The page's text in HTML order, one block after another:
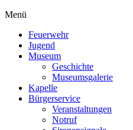
Menü
Feuerwehr
Jugend
Museum
Geschichte
Museumsgalerie
Kapelle
Bürgerservice
Veranstaltungen
Notruf